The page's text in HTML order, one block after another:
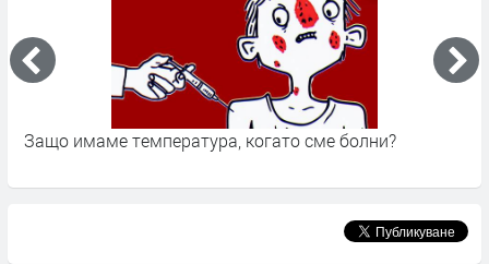
Защо имаме температура, когато сме болни?